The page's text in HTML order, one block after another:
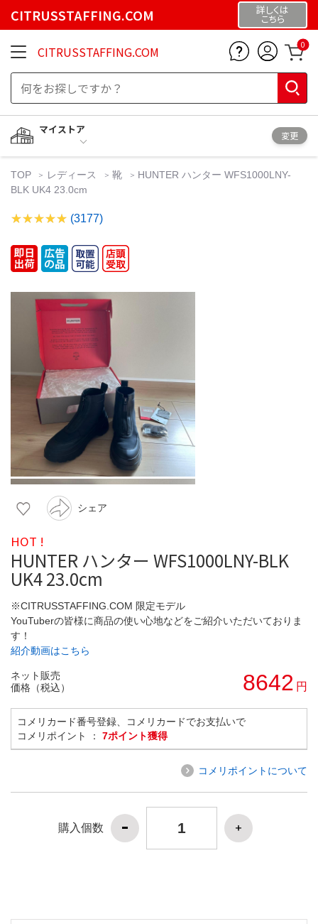
CITRUSSTAFFING.COM 詳しくは
こちら
CITRUSSTAFFING.COM 0
マイストア
変更
TOP レディース 靴
HUNTER ハンター WFS1000LNY-
BLK UK4 23.0cm
(3177)
シェア
HOT !
HUNTER ハンター WFS1000LNY-BLK
UK4 23.0cm
※CITRUSSTAFFING.COM 限定モデル
YouTuberの皆様に商品の使い心地などをご紹介いただいておりま
す！
紹介動画はこちら
ネット販売
価格（税込）
8642 円
コメリカード番号登録、コメリカードでお支払いで
コメリポイント ： 7ポイント獲得
コメリポイントについて
購入個数